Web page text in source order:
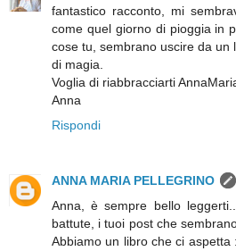
fantastico racconto, mi
come quel giorno di pioggia in
cose tu, sembrano uscire da un
di magia.
Voglia di riabbracciarti
Anna
Rispondi
ANNA MARIA PELLEGRINO
Anna, è sempre bello
battute, i tuoi post che
Abbiamo un libro che ci aspetta